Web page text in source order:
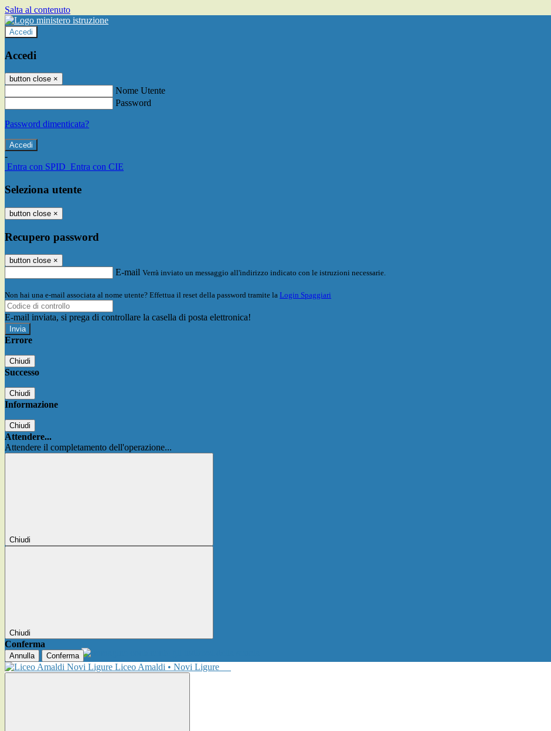
Salta al contenuto
Accedi
Accedi
button close ×
Nome Utente
Password
Password dimenticata?
-
Entra con SPID Entra con CIE
Seleziona utente
button close ×
Recupero password
button close ×
E-mail Verrà inviato un messaggio all'indirizzo indicato con le istruzioni necessarie.
Non hai una e-mail associata al nome utente? Effettua il reset della password tramite la Login Spaggiari
E-mail inviata, si prega di controllare la casella di posta elettronica!
Errore
Chiudi
Successo
Chiudi
Informazione
Chiudi
Attendere...
Attendere il completamento dell'operazione...
Chiudi
Chiudi
Conferma
Annulla Conferma
Liceo Amaldi • Novi Ligure